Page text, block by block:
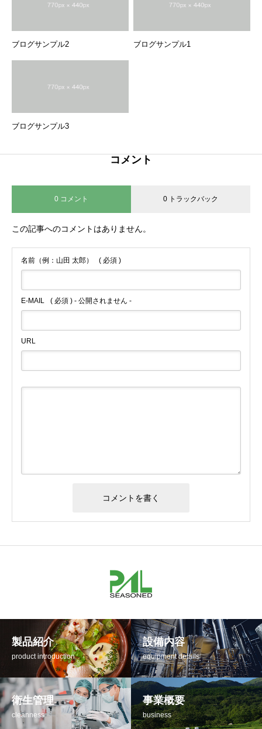
ブログサンプル2 ブログサンプル1
ブログサンプル3
コメント
0 コメント 0 トラックバック
この記事へのコメントはありません。
名前（例：山田 太郎） ( 必須 )
E-MAIL ( 必須 ) - 公開されません -
URL
製品紹介
product introduction
設備内容
equipment details
衛生管理
cleanness
事業概要
business